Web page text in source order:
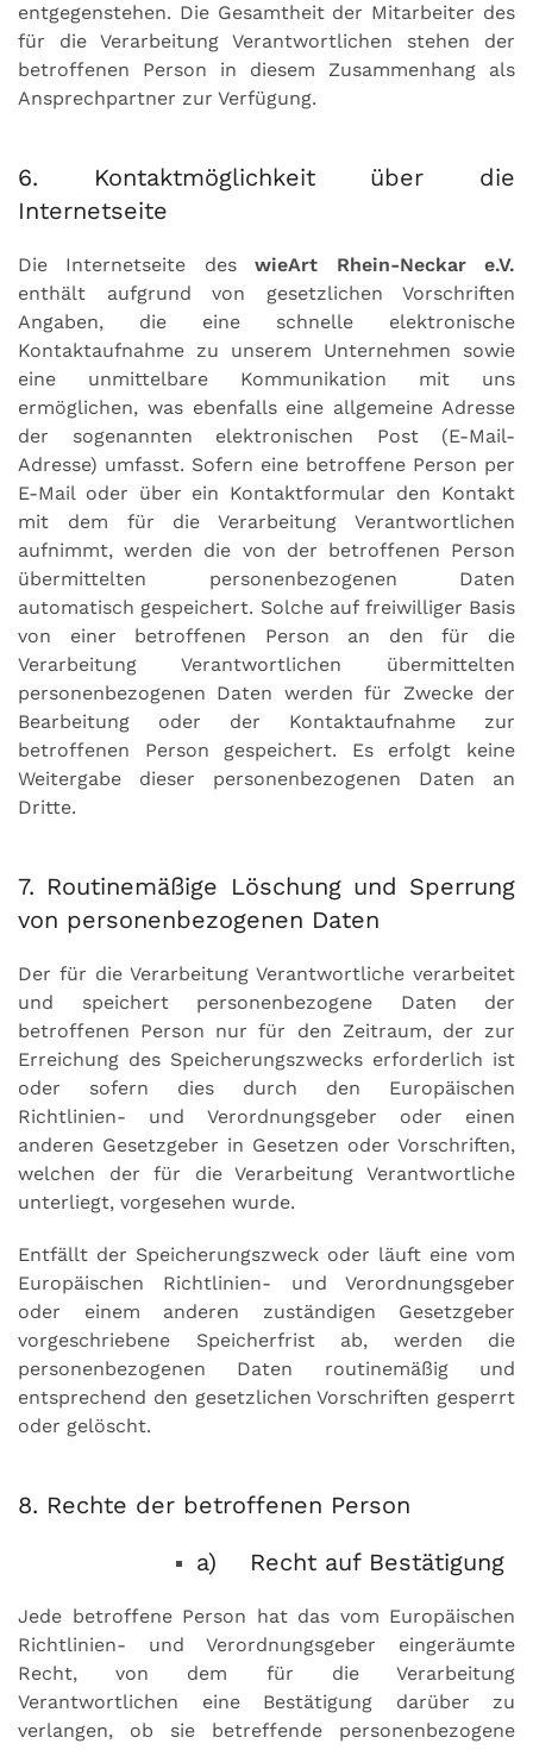
entgegenstehen. Die Gesamtheit der Mitarbeiter des
für die Verarbeitung Verantwortlichen stehen der
betroffenen Person in diesem Zusammenhang als
Ansprechpartner zur Verfügung.
6. Kontaktmöglichkeit über die
Internetseite
Die Internetseite deswieArt Rhein-Neckar e.V.
enthält aufgrund von gesetzlichen Vorschriften
Angaben, die eine schnelle elektronische
Kontaktaufnahme zu unserem Unternehmen sowie
eine unmittelbare Kommunikation mit uns
ermöglichen, was ebenfalls eine allgemeine Adresse
der sogenannten elektronischen Post (E-Mail-
Adresse) umfasst. Sofern eine betroffene Person per
E-Mail oder über ein Kontaktformular den Kontakt
mit dem für die Verarbeitung Verantwortlichen
aufnimmt, werden die von der betroffenen Person
übermittelten personenbezogenen Daten
automatisch gespeichert. Solche auf freiwilliger Basis
von einer betroffenen Person an den für die
Verarbeitung Verantwortlichen übermittelten
personenbezogenen Daten werden für Zwecke der
Bearbeitung oder der Kontaktaufnahme zur
betroffenen Person gespeichert. Es erfolgt keine
Weitergabe dieser personenbezogenen Daten an
Dritte.
7. Routinemäßige Löschung und Sperrung
von personenbezogenen Daten
Der für die Verarbeitung Verantwortliche verarbeitet
und speichert personenbezogene Daten der
betroffenen Person nur für den Zeitraum, der zur
Erreichung des Speicherungszwecks erforderlich ist
oder sofern dies durch den Europäischen
Richtlinien- und Verordnungsgeber oder einen
anderen Gesetzgeber in Gesetzen oder Vorschriften,
welchen der für die Verarbeitung Verantwortliche
unterliegt, vorgesehen wurde.
Entfällt der Speicherungszweck oder läuft eine vom
Europäischen Richtlinien- und Verordnungsgeber
oder einem anderen zuständigen Gesetzgeber
vorgeschriebene Speicherfrist ab, werden die
personenbezogenen Daten routinemäßig und
entsprechend den gesetzlichen Vorschriften gesperrt
oder gelöscht.
8. Rechte der betroffenen Person
a) Recht auf Bestätigung
Jede betroffene Person hat das vom Europäischen
Richtlinien- und Verordnungsgeber eingeräumte
Recht, von dem für die Verarbeitung
Verantwortlichen eine Bestätigung darüber zu
verlangen, ob sie betreffende personenbezogene